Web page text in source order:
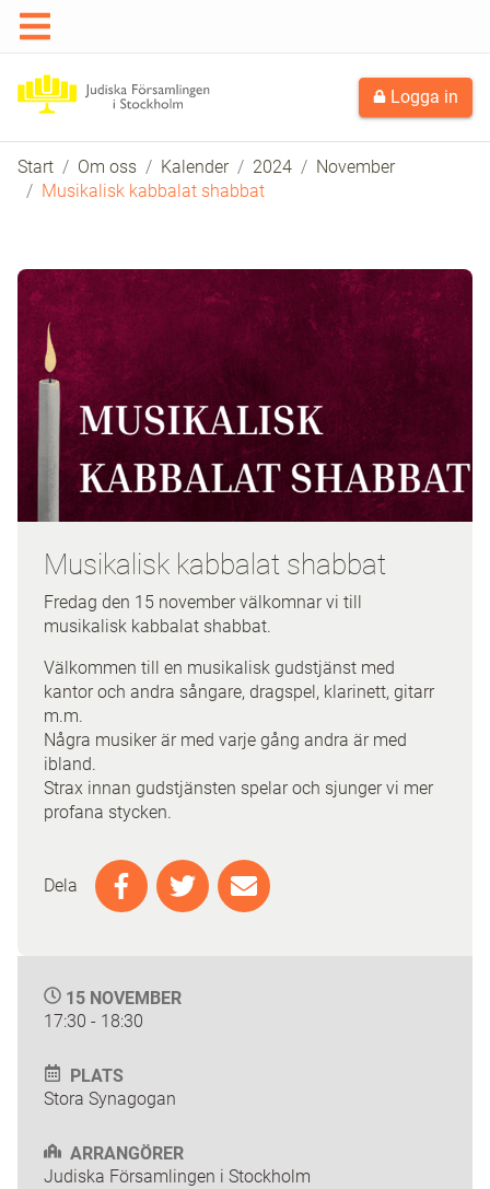
Logga in
Start Om oss Kalender 2024
November
Musikalisk kabbalat shabbat
Musikalisk kabbalat shabbat
Fredag den 15 november välkomnar vi till
musikalisk kabbalat shabbat.
Välkommen till en musikalisk gudstjänst med
kantor och andra sångare, dragspel, klarinett, gitarr
m.m.
Några musiker är med varje gång andra är med
ibland.
Strax innan gudstjänsten spelar och sjunger vi mer
profana stycken.
Dela
15 NOVEMBER
17:30 - 18:30
PLATS
Stora Synagogan
ARRANGÖRER
Judiska Församlingen i Stockholm